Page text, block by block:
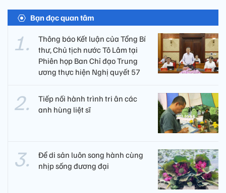
Bạn đọc quan tâm
Thông báo Kết luận của Tổng Bí
thư, Chủ tịch nước Tô Lâm tại
Phiên họp Ban Chỉ đạo Trung
ương thực hiện Nghị quyết 57
Tiếp nối hành trình tri ân các
anh hùng liệt sĩ ​
Để di sản luôn song hành cùng
nhịp sống đương đại